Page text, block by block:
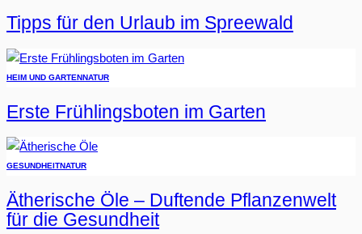
Tipps für den Urlaub im Spreewald
HEIM UND GARTENNATUR
Erste Frühlingsboten im Garten
GESUNDHEITNATUR
Ätherische Öle – Duftende Pflanzenwelt
für die Gesundheit